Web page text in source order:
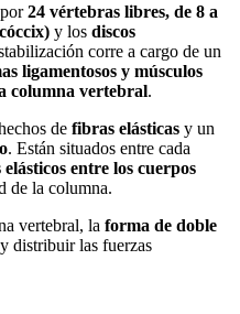
24 vértebras libres, de 8 a
y los discos
corre a cargo de un
ligamentosos y músculos
columna vertebral.
de fibras elásticas y un
. Están situados entre cada
elásticos entre los cuerpos
de la columna.
vertebral, la forma de doble
distribuir las fuerzas